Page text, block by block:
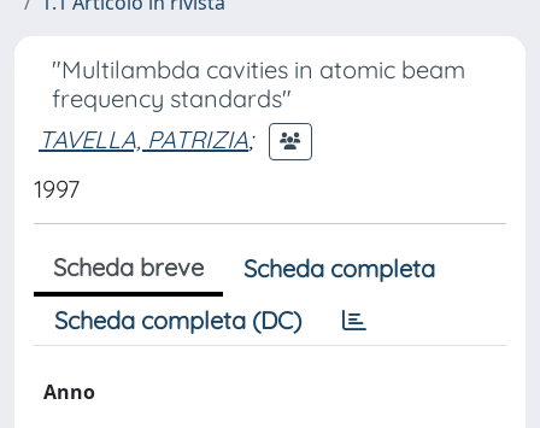
"Multilambda cavities in atomic beam
frequency standards"
TAVELLA, PATRIZIA;
1997
Scheda breve
Scheda completa
Scheda completa (DC)
Anno